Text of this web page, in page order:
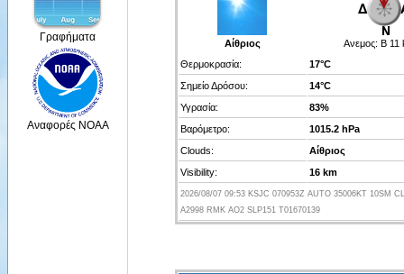
Γραφήματα
Αναφορές NOAA
Αίθριος Ανεμος: Β 11
Θερμοκρασία:
17°C
Σημείο Δρόσου:
14°C
Υγρασία:
83%
Βαρόμετρο:
1015.2 hPa
Clouds:
Αίθριος
Visibility:
16 km
2026/08/07 09:53 KSJC 070953Z AUTO 35006KT 10SM
A2998 RMK AO2 SLP151 T01670139